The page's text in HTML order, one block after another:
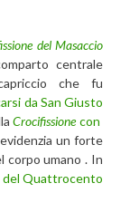
del Masaccio
centrale
che fu
da San Giusto
Crocifissionecon
evidenzia un forte
corpo umano . In
del Quattrocento